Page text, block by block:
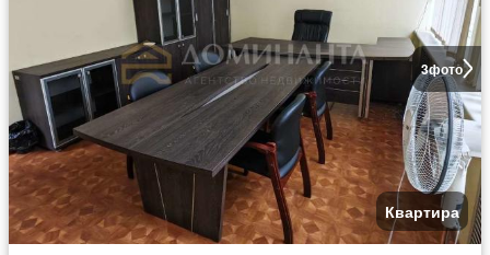
3фото
Квартира